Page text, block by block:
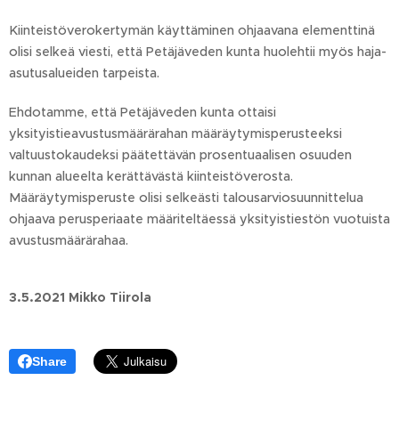
Kiinteistöverokertymän käyttäminen ohjaavana elementtinä
olisi selkeä viesti, että Petäjäveden kunta huolehtii myös haja-
asutusalueiden tarpeista.
Ehdotamme, että Petäjäveden kunta ottaisi
yksityistieavustusmäärärahan määräytymisperusteeksi
valtuustokaudeksi päätettävän prosentuaalisen osuuden
kunnan alueelta kerättävästä kiinteistöverosta.
Määräytymisperuste olisi selkeästi talousarviosuunnittelua
ohjaava perusperiaate määriteltäessä yksityistiestön vuotuista
avustusmäärärahaa.
3.5.2021 Mikko Tiirola
Share